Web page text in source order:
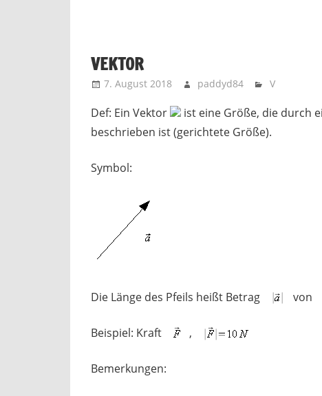
VEKTOR
7. August 2018 paddyd84 V
Def: Ein Vektor
ist eine Größe, die durch
beschrieben ist (gerichtete Größe).
Symbol:
Die Länge des Pfeils heißt Betrag von
Beispiel: Kraft ,
Bemerkungen: